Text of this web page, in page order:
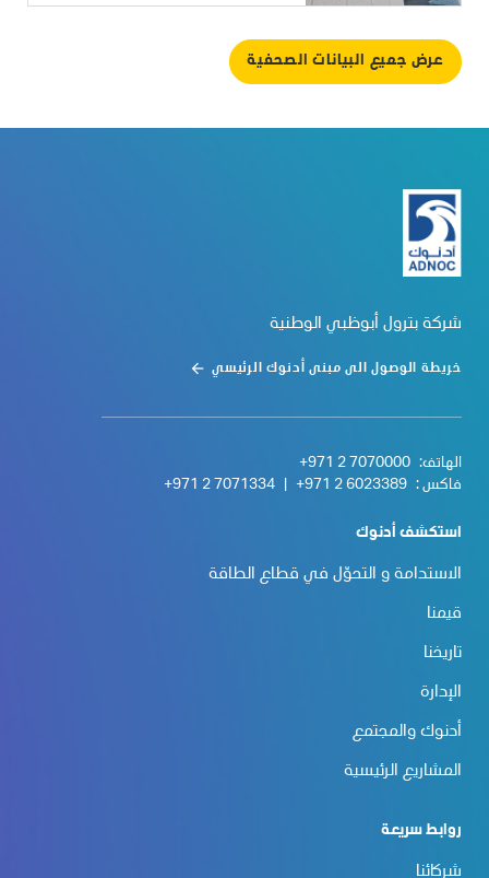
عرض جميع البيانات الصحفية
شركة بترول أبوظبي الوطنية
خريطة الوصول الى مبنى أدنوك الرئيسي
الهاتف: +971 2 7070000
فاكس : +971 2 6023389
+971 2 7071334
استكشف أدنوك
الاستدامة و التحوّل في قطاع الطاقة
قيمنا
تاريخنا
الإدارة
أدنوك والمجتمع
المشاريع الرئيسية
روابط سريعة
شركائنا